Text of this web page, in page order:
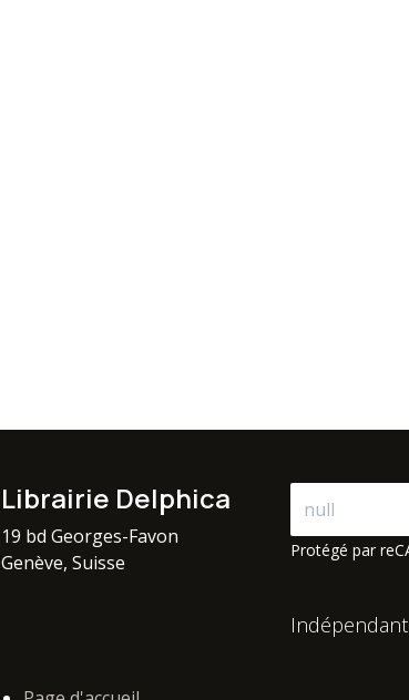
Librairie Delphica
19 bd Georges-Favon
Genève, Suisse
Protégé par